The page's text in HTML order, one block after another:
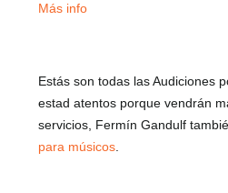
Más info
Estás son todas las Audiciones
estad atentos porque vendrán
servicios, Fermín Gandulf
para músicos